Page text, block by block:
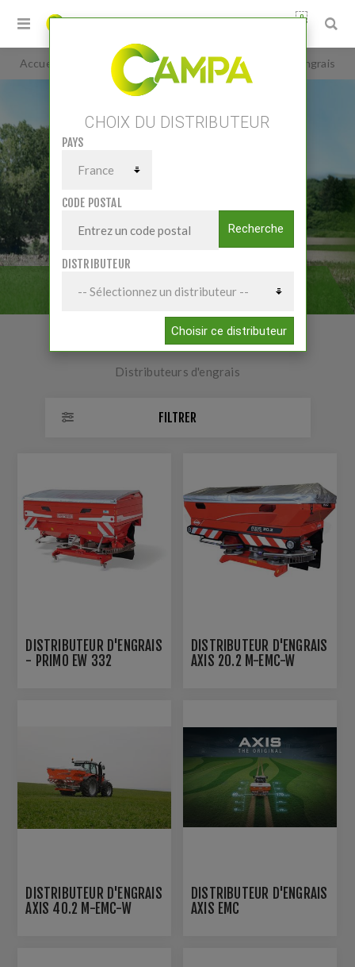
0
Accueil Matériels Epandage Distributeurs d'engrais
DISTRIBUTEURS D'ENGRAIS
Distributeurs d'engrais
FILTRER
DISTRIBUTEUR D'ENGRAIS
- PRIMO EW 332
DISTRIBUTEUR D'ENGRAIS
AXIS 20.2 M-EMC-W
DISTRIBUTEUR D'ENGRAIS
AXIS 40.2 M-EMC-W
DISTRIBUTEUR D'ENGRAIS
AXIS EMC
CHOIX DU DISTRIBUTEUR
PAYS
CODE POSTAL
Recherche
DISTRIBUTEUR
Choisir ce distributeur